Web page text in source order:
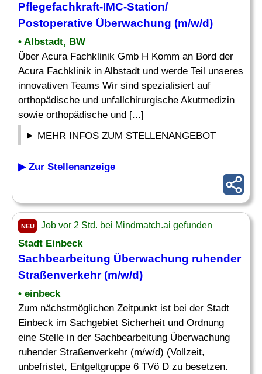
Pflegefachkraft-IMC-Station/
Postoperative Überwachung (m/w/d)
• Albstadt, BW
Über Acura Fachklinik Gmb H Komm an Bord der
Acura Fachklinik in Albstadt und werde Teil unseres
innovativen Teams Wir sind spezialisiert auf
orthopädische und unfallchirurgische Akutmedizin
sowie orthopädische und [...]
MEHR INFOS ZUM STELLENANGEBOT
▶ Zur Stellenanzeige
NEU Job vor 2 Std. bei Mindmatch.ai gefunden
Stadt Einbeck
Sachbearbeitung Überwachung ruhender
Straßenverkehr (m/w/d)
• einbeck
Zum nächstmöglichen Zeitpunkt ist bei der Stadt
Einbeck im Sachgebiet Sicherheit und Ordnung
eine Stelle in der Sachbearbeitung Überwachung
ruhender Straßenverkehr (m/w/d) (Vollzeit,
unbefristet, Entgeltgruppe 6 TVö D zu besetzen.